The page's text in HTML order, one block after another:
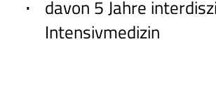
davon 5 Jahre
Intensivmedizin